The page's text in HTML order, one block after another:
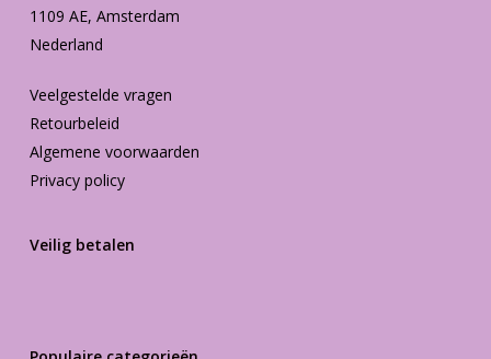
1109 AE, Amsterdam
Nederland
Veelgestelde vragen
Retourbeleid
Algemene voorwaarden
Privacy policy
Veilig betalen